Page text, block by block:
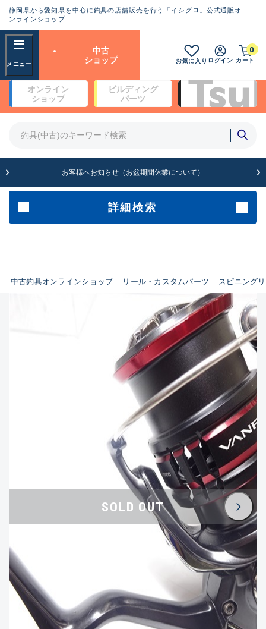
静岡県から愛知県を中心に釣具の店舗販売を行う「イシグロ」公式通販オ
ンラインショップ
中古
ショップ
お気に入り ログイン カート
0
オンライン
ショップ
ビルディング
パーツ
お客様へお知らせ（お盆期間休業について）
詳細検索
中古釣具オンラインショップ リール・カスタムパーツ スピニング
フリーワード
商品カテゴリ
竿・ルアーロッド(64425)
その他・雑品(1066)
イシグロ津高茶屋店
イシグロ西春店
イシグロカインズモール彦根店
イシグロ中川かの里店
イシグロ静岡中吉田店
イシグロ名東引山店
イシグロ豊田店
イシグロ豊橋向山店
イシグロ半田店
イシグロ岡崎若松店
ランクとは？
良
SA
新古品（メーカー問屋から仕
入れた未使用品）
※店頭展示時の置き傷が付いている
ものも含む
傷が極めて少ない極上品
B
使用感や傷はあるが全体的に
綺麗な良品
C
使用感や傷のある一般的な中
古品
C-
かなり使用感があり、全体的
に目立つ傷が多い品
D
著しく状態が悪いが使用はで
きるもの、改造品も含む
※ルアー、エギ、雑品、その他につきましては
ランク表記はございません。 状態は写真にて
SOLD OUT